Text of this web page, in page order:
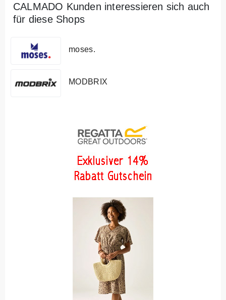
CALMADO Kunden interessieren sich auch
für diese Shops
moses.
MODBRIX